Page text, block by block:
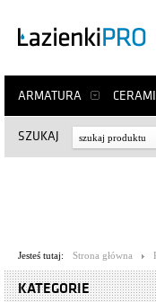
ARMATURA
SZUKAJ
Jesteś tutaj: Strona główna
KATEGORIE